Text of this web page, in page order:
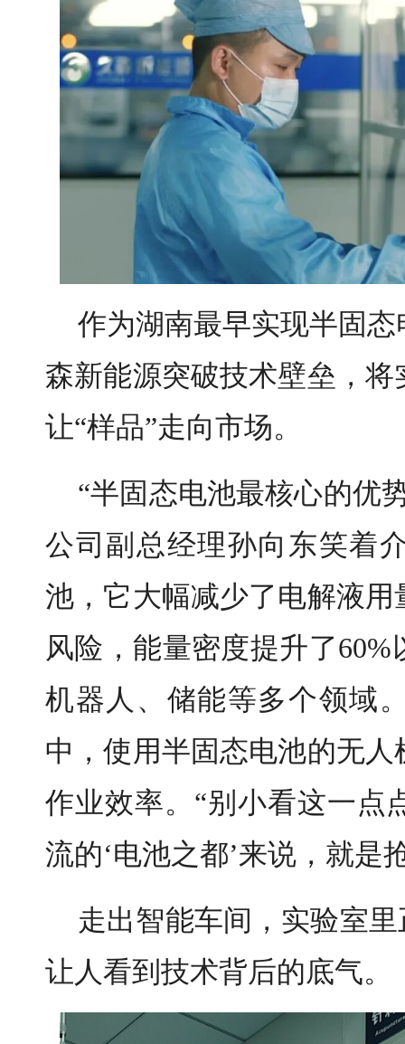
作为湖南最早实现半固
森新能源突破技术壁垒，
让“样品”走向市场。
“半固态电池最核心的优
公司副总经理孙向东笑着
池，它大幅减少了电解液
风险，能量密度提升了
机器人、储能等多个领域
中，使用半固态电池的无
作业效率。“别小看这一点
流的‘电池之都’来说，就是
走出智能车间，实验室
让人看到技术背后的底气。